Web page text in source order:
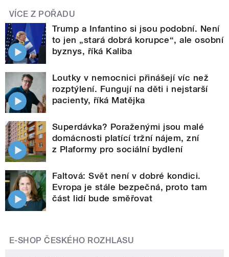
VÍCE Z POŘADU
Trump a Infantino si jsou podobní. Není
to jen „stará dobrá korupce“, ale osobní
byznys, říká Kaliba
Loutky v nemocnici přinášejí víc než
rozptýlení. Fungují na děti i nejstarší
pacienty, říká Matějka
Superdávka? Poraženými jsou malé
domácnosti platící tržní nájem, zní
z Plaformy pro sociální bydlení
Faltová: Svět není v dobré kondici.
Evropa je stále bezpečná, proto tam
část lidí bude směřovat
E-SHOP ČESKÉHO ROZHLASU